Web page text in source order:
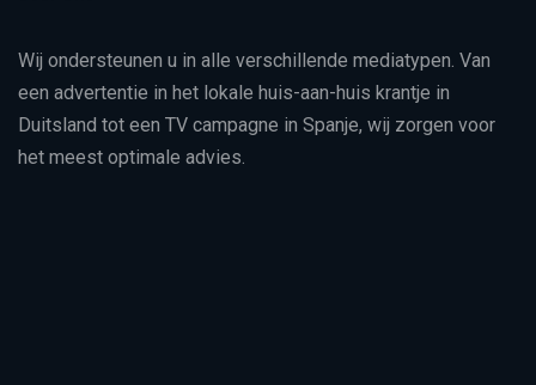
Wij ondersteunen u in alle verschillende mediatypen. Van
een advertentie in het lokale huis-aan-huis krantje in
Duitsland tot een TV campagne in Spanje, wij zorgen voor
het meest optimale advies.